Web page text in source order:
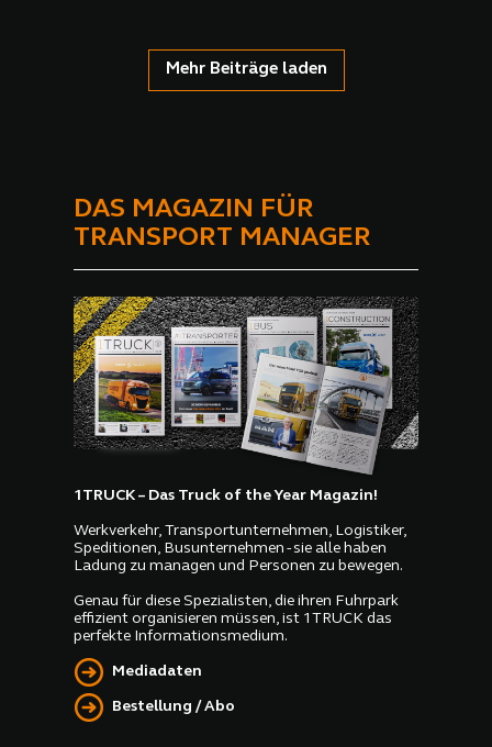
Mehr Beiträge laden
DAS MAGAZIN FÜR
TRANSPORT MANAGER
1TRUCK – Das Truck of the Year Magazin!
Werkverkehr, Transportunternehmen, Logistiker,
Speditionen, Busunternehmen - sie alle haben
Ladung zu managen und Personen zu bewegen.
Genau für diese Spezialisten, die ihren Fuhrpark
effizient organisieren müssen, ist 1TRUCK das
perfekte Informationsmedium.
Mediadaten
Bestellung / Abo